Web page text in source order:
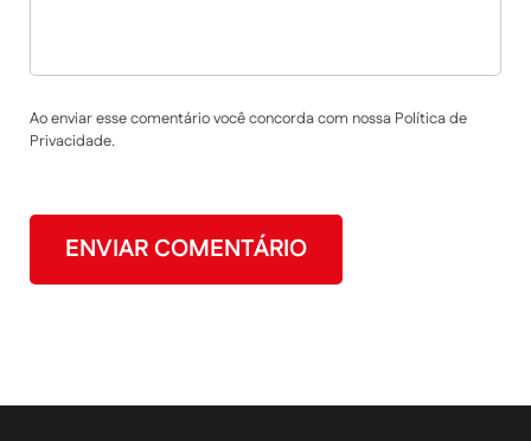
Ao enviar esse comentário você concorda com nossa Política de
Privacidade.